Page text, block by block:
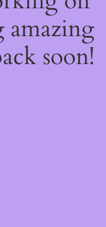
amazing
soon!